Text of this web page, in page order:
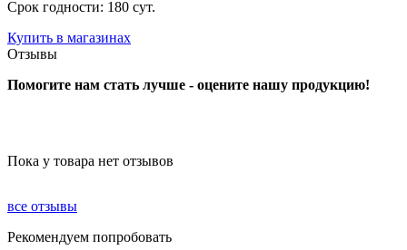
Срок годности: 180 сут.
Купить в магазинах
Отзывы
Помогите нам стать лучше - оцените нашу продукцию!
Пока у товара нет отзывов
все отзывы
Рекомендуем попробовать